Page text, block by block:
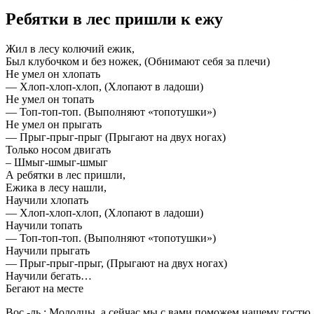
Ребятки в лес пришли к ежу
Жил в лесу колючий ежик,
Был клубочком и без ножек, (Обнимают себя за плечи)
Не умел он хлопать
— Хлоп-хлоп-хлоп, (Хлопают в ладоши)
Не умел он топать
— Топ-топ-топ. (Выполняют «топотушки»)
Не умел он прыгать
— Прыг-прыг-прыг (Прыгают на двух ногах)
Только носом двигать
– Шмыг-шмыг-шмыг
А ребятки в лес пришли,
Ежика в лесу нашли,
Научили хлопать
— Хлоп-хлоп-хлоп, (Хлопают в ладоши)
Научили топать
— Топ-топ-топ. (Выполняют «топотушки»)
Научили прыгать
— Прыг-прыг-прыг, (Прыгают на двух ногах)
Научили бегать…
Бегают на месте